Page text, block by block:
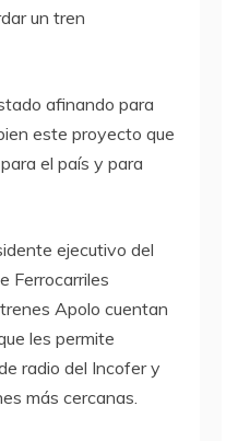
un tren
afinando para
este proyecto que
el país y para
ejecutivo del
Ferrocarriles
Apolo cuentan
les permite
radio del Incofer y
más cercanas.